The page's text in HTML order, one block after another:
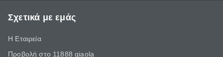
Σχετικά με εμάς
Η Εταιρεία
Προβολή στο 11888 giaola